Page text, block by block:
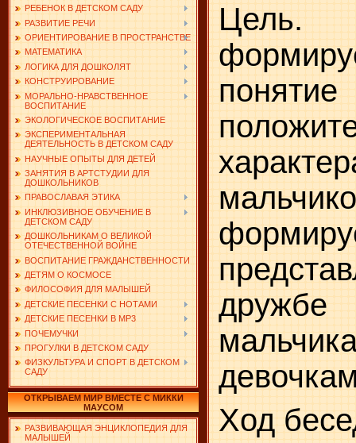
РЕБЕНОК В ДЕТСКОМ САДУ
РАЗВИТИЕ РЕЧИ
ОРИЕНТИРОВАНИЕ В ПРОСТРАНСТВЕ
МАТЕМАТИКА
ЛОГИКА ДЛЯ ДОШКОЛЯТ
КОНСТРУИРОВАНИЕ
МОРАЛЬНО-НРАВСТВЕННОЕ
ВОСПИТАНИЕ
ЭКОЛОГИЧЕСКОЕ ВОСПИТАНИЕ
ЭКСПЕРИМЕНТАЛЬНАЯ
ДЕЯТЕЛЬНОСТЬ В ДЕТСКОМ САДУ
НАУЧНЫЕ ОПЫТЫ ДЛЯ ДЕТЕЙ
ЗАНЯТИЯ В АРТСТУДИИ ДЛЯ
ДОШКОЛЬНИКОВ
ПРАВОСЛАВАЯ ЭТИКА
ИНКЛЮЗИВНОЕ ОБУЧЕНИЕ В
ДЕТСКОМ САДУ
ДОШКОЛЬНИКАМ О ВЕЛИКОЙ
ОТЕЧЕСТВЕННОЙ ВОЙНЕ
ВОСПИТАНИЕ ГРАЖДАНСТВЕННОСТИ
ДЕТЯМ О КОСМОСЕ
ФИЛОСОФИЯ ДЛЯ МАЛЫШЕЙ
ДЕТСКИЕ ПЕСЕНКИ С НОТАМИ
ДЕТСКИЕ ПЕСЕНКИ В MP3
ПОЧЕМУЧКИ
ПРОГУЛКИ В ДЕТСКОМ САДУ
ФИЗКУЛЬТУРА И СПОРТ В ДЕТСКОМ
САДУ
ОТКРЫВАЕМ МИР ВМЕСТЕ С МИККИ
МАУСОМ
РАЗВИВАЮЩАЯ ЭНЦИКЛОПЕДИЯ ДЛЯ
МАЛЫШЕЙ
Ход